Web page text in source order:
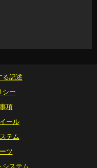
る記述
シー
項
ール
テム
ツ
システム